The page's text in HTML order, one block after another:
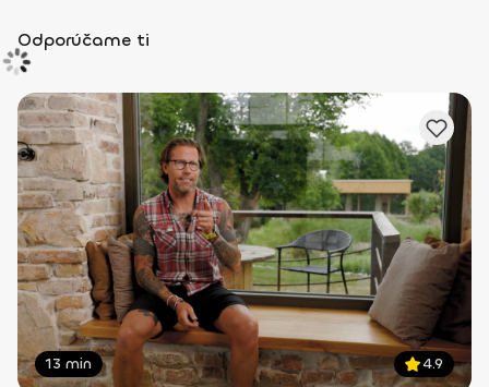
Odporúčame ti
13 min 4.9